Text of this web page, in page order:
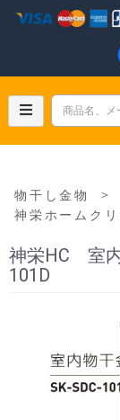
物干し金物 ＞
神栄ホームクリ
神栄HC 室内
101D